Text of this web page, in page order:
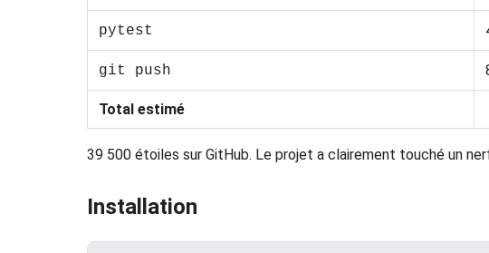
pytest
git push
Total estimé
39 500 étoiles sur GitHub. Le projet a clairement touché un
Installation